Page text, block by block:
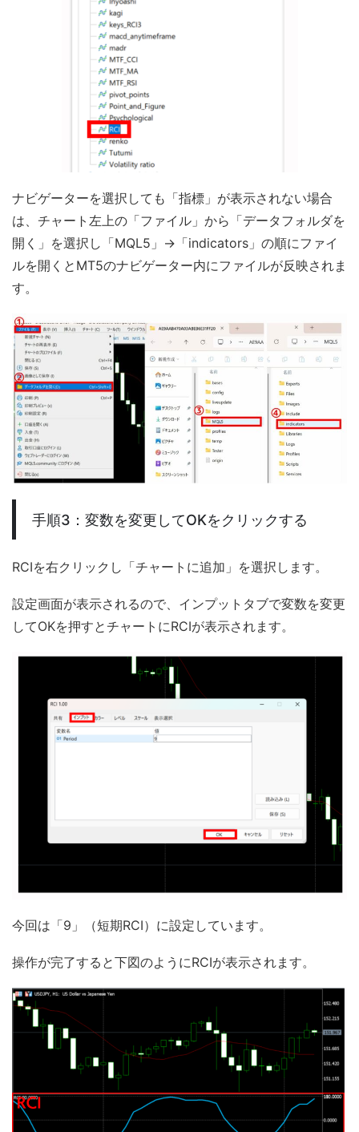
ナビゲーターを選択しても「指標」が表示されない場合
は、チャート左上の「ファイル」から「データフォルダを
開く」を選択し「MQL5」→「indicators」の順にファイ
ルを開くとMT5のナビゲーター内にファイルが反映されま
す。
手順3：変数を変更してOKをクリックする
RCIを右クリックし「チャートに追加」を選択します。
設定画面が表示されるので、インプットタブで変数を変更
してOKを押すとチャートにRCIが表示されます。
今回は「9」（短期RCI）に設定しています。
操作が完了すると下図のようにRCIが表示されます。